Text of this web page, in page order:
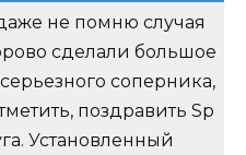
не помню случая
сделали большое
соперника,
поздравить Sp
Установленный